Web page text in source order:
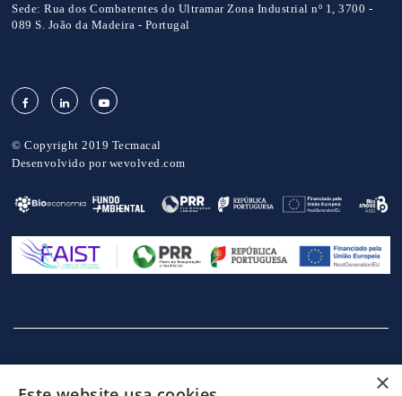
Sede: Rua dos Combatentes do Ultramar Zona Industrial nº 1, 3700 -
089 S. João da Madeira - Portugal
© Copyright 2019 Tecmacal
Desenvolvido por wevolved.com
CONTACTOS
POLITICA DE PRIVACIDADE ×